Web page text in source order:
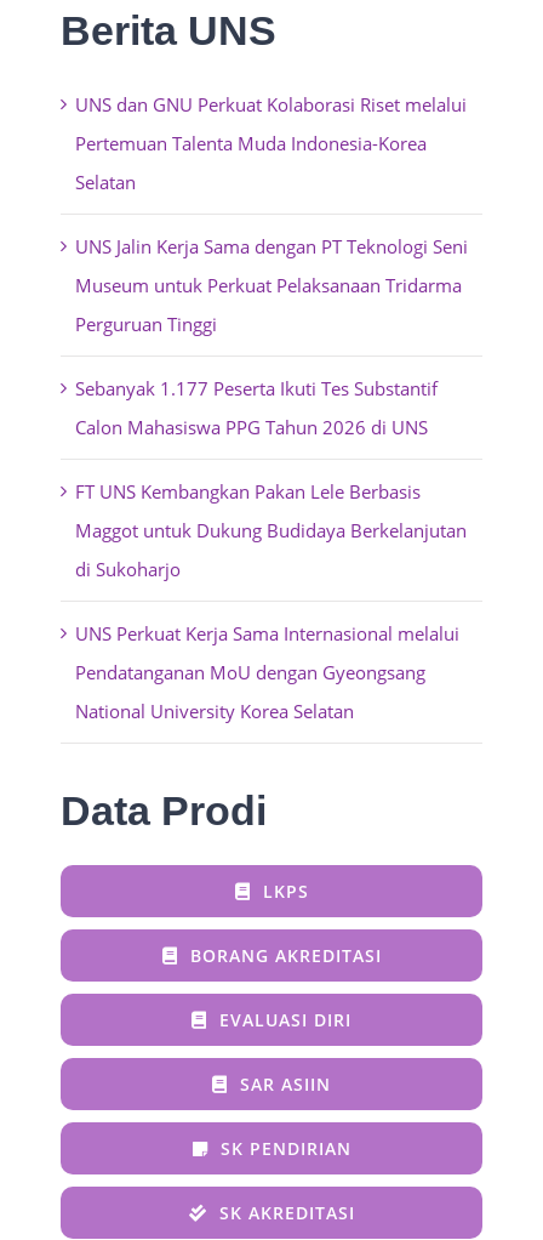
Berita UNS
UNS dan GNU Perkuat Kolaborasi Riset melalui
Pertemuan Talenta Muda Indonesia-Korea
Selatan
UNS Jalin Kerja Sama dengan PT Teknologi Seni
Museum untuk Perkuat Pelaksanaan Tridarma
Perguruan Tinggi
Sebanyak 1.177 Peserta Ikuti Tes Substantif
Calon Mahasiswa PPG Tahun 2026 di UNS
FT UNS Kembangkan Pakan Lele Berbasis
Maggot untuk Dukung Budidaya Berkelanjutan
di Sukoharjo
UNS Perkuat Kerja Sama Internasional melalui
Pendatanganan MoU dengan Gyeongsang
National University Korea Selatan
Data Prodi
LKPS
BORANG AKREDITASI
EVALUASI DIRI
SAR ASIIN
SK PENDIRIAN
SK AKREDITASI